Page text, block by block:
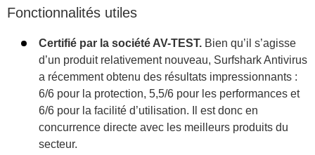
Fonctionnalités utiles
Certifié par la société AV-TEST. Bien qu’il s’agisse
d’un produit relativement nouveau, Surfshark Antivirus
a récemment obtenu des résultats impressionnants :
6/6 pour la protection, 5,5/6 pour les performances et
6/6 pour la facilité d’utilisation. Il est donc en
concurrence directe avec les meilleurs produits du
secteur.